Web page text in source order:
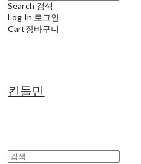
Search 검색
Log In 로그인
Cart장바구니
킨들민